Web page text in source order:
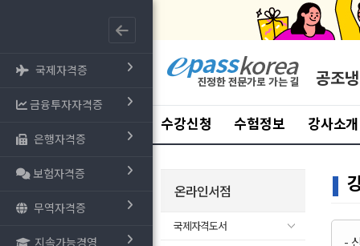
국제자격증
금융투자자격증
은행자격증
보험자격증
무역자격증
지속가능경영
공조
수강신청 수험정보 강사소개
온라인서점
국제자격도서
-